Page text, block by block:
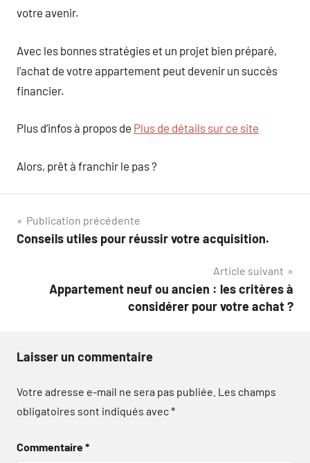
votre avenir.
Avec les bonnes stratégies et un projet bien préparé,
l’achat de votre appartement peut devenir un succès
financier.
Plus d’infos à propos de Plus de détails sur ce site
Alors, prêt à franchir le pas ?
Navigation
de
Publication précédente
Conseils utiles pour réussir votre acquisition.
Article suivant
Appartement neuf ou ancien : les critères à
considérer pour votre achat ?
Laisser un commentaire
Votre adresse e-mail ne sera pas publiée. Les champs
obligatoires sont indiqués avec*
Commentaire*